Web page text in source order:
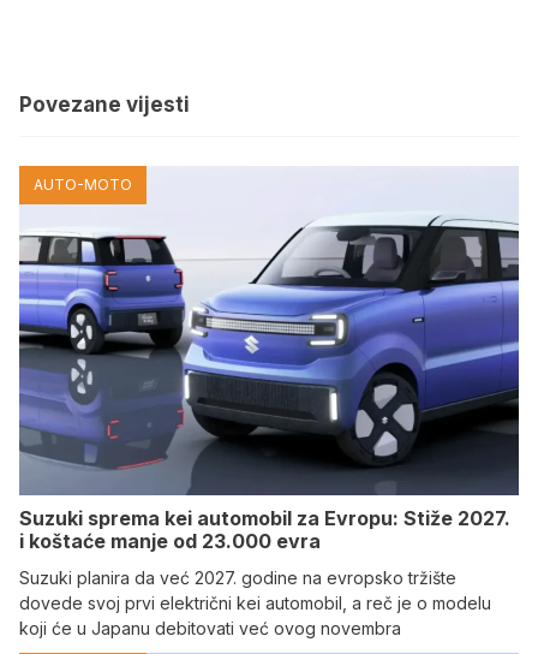
Povezane vijesti
AUTO-MOTO
Suzuki sprema kei automobil za Evropu: Stiže 2027.
i koštaće manje od 23.000 evra
Suzuki planira da već 2027. godine na evropsko tržište
dovede svoj prvi električni kei automobil, a reč je o modelu
koji će u Japanu debitovati već ovog novembra